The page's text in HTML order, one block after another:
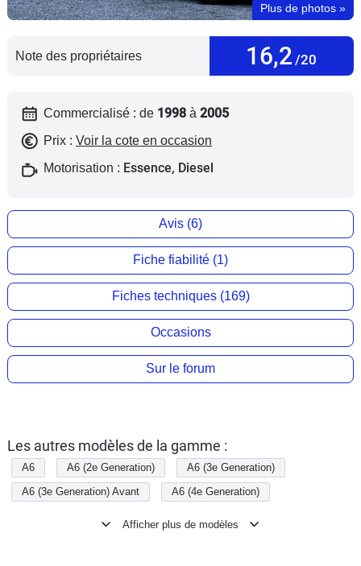
Forum
Moto
Plus de photos »
Note des propriétaires 16,2 /20
Commercialisé : de 1998 à 2005
Prix : Voir la cote en occasion
Motorisation : Essence, Diesel
Avis (6)
Fiche fiabilité (1)
Fiches techniques (169)
Occasions
Sur le forum
Les autres modèles de la gamme :
A6 A6 (2e Generation)
A6 (3e Generation)
A6 (3e Generation) Avant
A6 (4e Generation)